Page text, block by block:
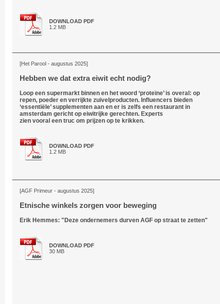
DOWNLOAD PDF
1.2 MB
[Het Parool - augustus 2025]
Hebben we dat extra eiwit echt nodig?
Loop een supermarkt binnen en het woord ‘proteïne’ is overal: op
repen, poeder en verrijkte zuivelproducten. Influencers bieden
‘essentiële’ supplementen aan en er is zelfs een restaurant in
amsterdam gericht op eiwitrijke gerechten. Experts
zien vooral een truc om prijzen op te krikken.
DOWNLOAD PDF
1.2 MB
[AGF Primeur - augustus 2025]
Etnische winkels zorgen voor beweging
Erik Hemmes: "Deze ondernemers durven AGF op straat te zetten"
DOWNLOAD PDF
30 MB